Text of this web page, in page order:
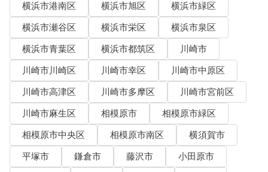
横浜市港南区
横浜市旭区
横浜市緑区
横浜市瀬谷区
横浜市栄区
横浜市泉区
横浜市青葉区
横浜市都筑区
川崎市
川崎市川崎区
川崎市幸区
川崎市中原区
川崎市高津区
川崎市多摩区
川崎市宮前区
川崎市麻生区
相模原市
相模原市緑区
相模原市中央区
相模原市南区
横須賀市
平塚市
鎌倉市 藤沢市
小田原市